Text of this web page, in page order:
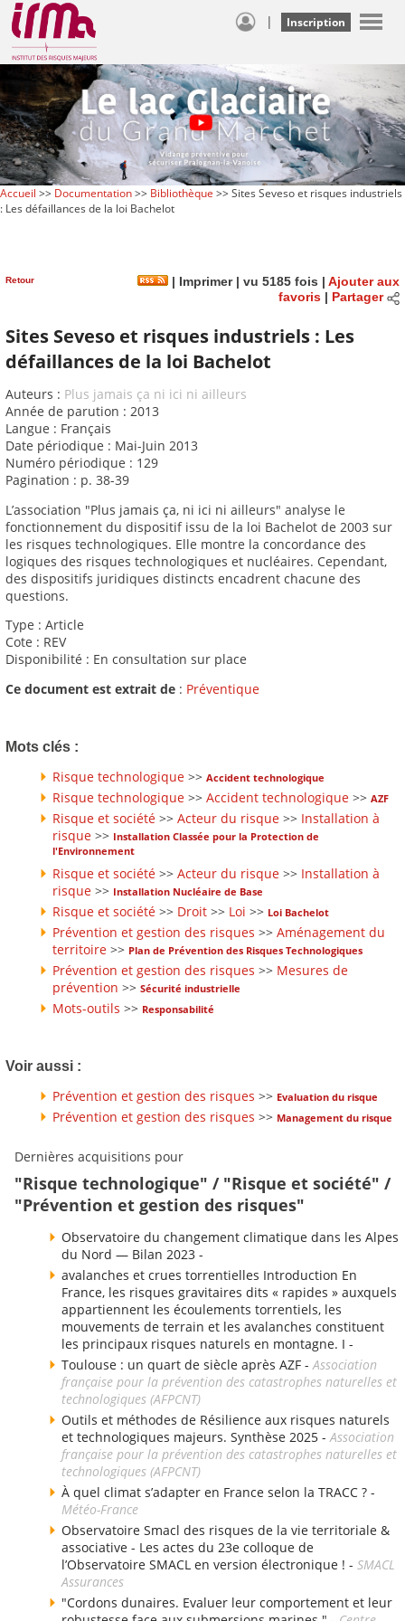
| Inscription
Accueil >> Documentation>> Bibliothèque >> Sites Seveso et risques industriels
: Les défaillances de la loi Bachelot
Retour | Imprimer| vu 5185 fois | Ajouter aux
favoris| Partager
Sites Seveso et risques industriels : Les
défaillances de la loi Bachelot
Auteurs : Plus jamais ça ni ici ni ailleurs
Année de parution : 2013
Langue : Français
Date périodique : Mai-Juin 2013
Numéro périodique : 129
Pagination : p. 38-39
L’association "Plus jamais ça, ni ici ni ailleurs" analyse le
fonctionnement du dispositif issu de la loi Bachelot de 2003 sur
les risques technologiques. Elle montre la concordance des
logiques des risques technologiques et nucléaires. Cependant,
des dispositifs juridiques distincts encadrent chacune des
questions.
Type : Article
Cote : REV
Disponibilité : En consultation sur place
Ce document est extrait de : Préventique
Mots clés :
Risque technologique >> Accident technologique
Risque technologique >> Accident technologique >> AZF
Risque et société >> Acteur du risque >> Installation à
risque >> Installation Classée pour la Protection de
l'Environnement
Risque et société >> Acteur du risque >> Installation à
risque >> Installation Nucléaire de Base
Risque et société >> Droit >> Loi >> Loi Bachelot
Prévention et gestion des risques >> Aménagement du
territoire >> Plan de Prévention des Risques Technologiques
Prévention et gestion des risques >> Mesures de
prévention >> Sécurité industrielle
Mots-outils >> Responsabilité
Voir aussi :
Prévention et gestion des risques >> Evaluation du risque
Prévention et gestion des risques >> Management du risque
Dernières acquisitions pour
"Risque technologique" / "Risque et société" /
"Prévention et gestion des risques"
Observatoire du changement climatique dans les Alpes
du Nord — Bilan 2023 -
avalanches et crues torrentielles Introduction En
France, les risques gravitaires dits « rapides » auxquels
appartiennent les écoulements torrentiels, les
mouvements de terrain et les avalanches constituent
les principaux risques naturels en montagne. I -
Toulouse : un quart de siècle après AZF -Association
française pour la prévention des catastrophes naturelles et
technologiques (AFPCNT)
Outils et méthodes de Résilience aux risques naturels
et technologiques majeurs. Synthèse 2025 -Association
française pour la prévention des catastrophes naturelles et
technologiques (AFPCNT)
À quel climat s’adapter en France selon la TRACC ? -
Météo-France
Observatoire Smacl des risques de la vie territoriale &
associative - Les actes du 23e colloque de
l’Observatoire SMACL en version électronique ! - SMACL
Assurances
"Cordons dunaires. Evaluer leur comportement et leur